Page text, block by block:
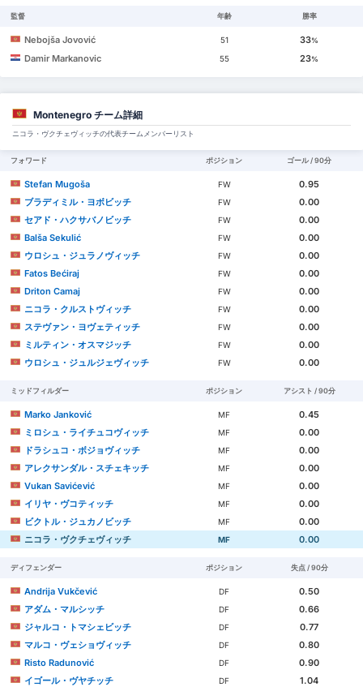
監督 年齢 勝率
Nebojša Jovović 51 33%
Damir Markanovic 55 23%
Montenegro チーム詳細
ニコラ・ヴクチェヴィッチの代表チームメンバーリスト
フォワード ポジション ゴール / 90分
Stefan Mugoša FW
0.95
ブラディミル・ヨボビッチ
FW
0.00
セアド・ハクサバノビッチ
FW
0.00
Balša Sekulić
FW
0.00
ウロシュ・ジュラノヴィッチ
FW
0.00
Fatos Bećiraj
FW
0.00
Driton Camaj
FW
0.00
ニコラ・クルストヴィッチ
FW
0.00
ステヴァン・ヨヴェティッチ
FW
0.00
ミルティン・オスマジッチ
FW
0.00
ウロシュ・ジュルジェヴィッチ
FW 0.00
ミッドフィルダー ポジション アシスト / 90分
Marko Janković MF
0.45
ミロシュ・ライチュコヴィッチ
MF
0.00
ドラシュコ・ボジョヴィッチ
MF
0.00
アレクサンダル・スチェキッチ
MF
0.00
Vukan Savićević
MF
0.00
イリヤ・ヴコティッチ
MF
0.00
ビクトル・ジュカノビッチ
MF
0.00
ニコラ・ヴクチェヴィッチ
MF 0.00
ディフェンダー ポジション 失点 / 90分
Andrija Vukčević DF
0.50
アダム・マルシッチ
DF
0.66
ジャルコ・トマシェビッチ
DF
0.77
マルコ・ヴェショヴィッチ
DF
0.80
Risto Radunović
DF
0.90
イゴール・ヴヤチッチ
DF
1.04